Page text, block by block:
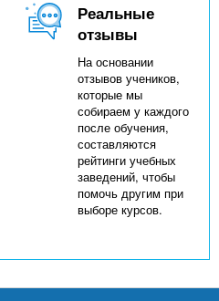
Реальные
отзывы
На основании
отзывов учеников,
которые мы
собираем у каждого
после обучения,
составляются
рейтинги учебных
заведений, чтобы
помочь другим при
выборе курсов.